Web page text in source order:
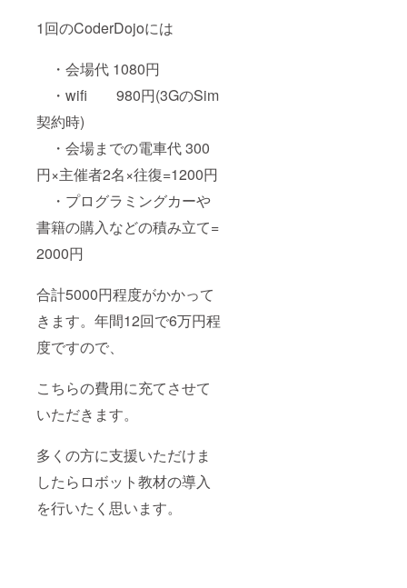
1回のCoderDojoには
・会場代 1080円
・wifi 980円(3GのSim
契約時)
・会場までの電車代 300
円×主催者2名×往復=1200円
・プログラミングカーや
書籍の購入などの積み立て=
2000円
合計5000円程度がかかって
きます。年間12回で6万円程
度ですので、
こちらの費用に充てさせて
いただきます。
多くの方に支援いただけま
したらロボット教材の導入
を行いたく思います。